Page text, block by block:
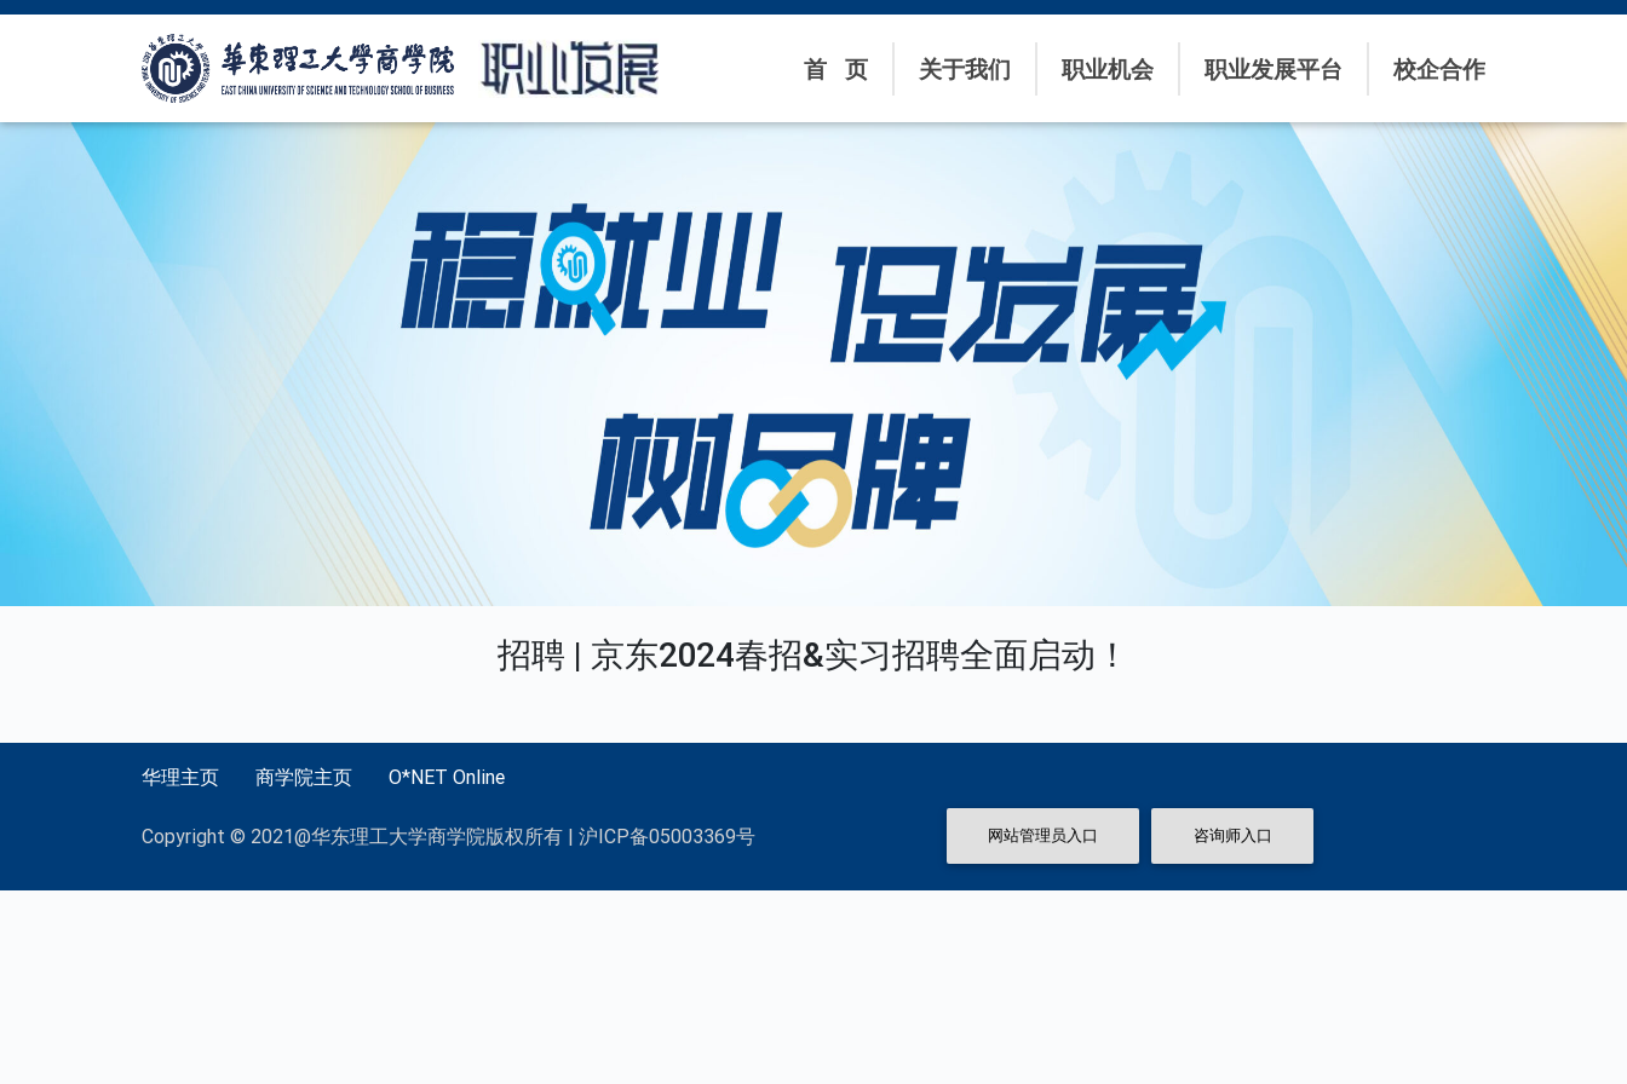
首 页 关于我们 职业机会 职业发展平台 校企合作
招聘 | 京东2024春招&实习招聘全面启动！
华理主页 商学院主页 O*NET Online
Copyright © 2021@华东理工大学商学院版权所有 | 沪ICP备05003369号 网站管理员入口 咨询师入口